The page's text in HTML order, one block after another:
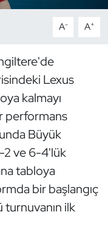
A- A+
Lexus
kalmayı
performans
Büyük
2 ve 6-4'lük
tabloya
bir başlangıç
ilk